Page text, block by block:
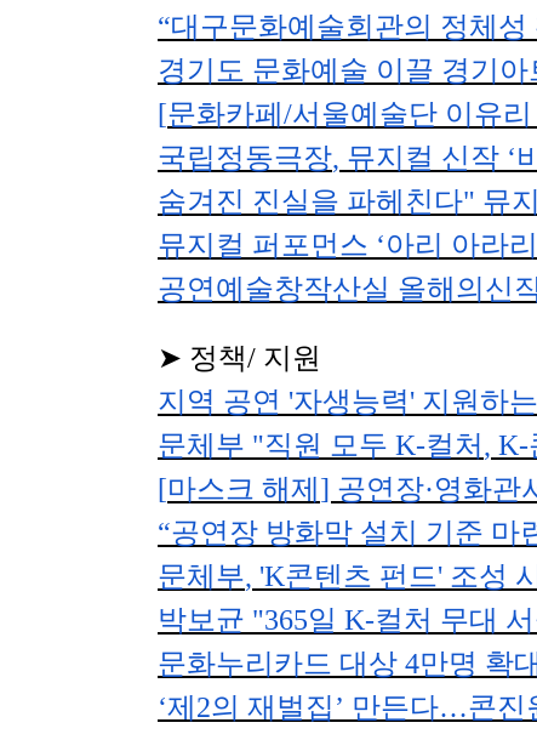
“대구문화예술회관의 정체성
경기도 문화예술 이끌 경기
[문화카페/서울예술단 이유
국립정동극장, 뮤지컬 신작 ‘
숨겨진 진실을 파헤친다" 뮤
뮤지컬 퍼포먼스 ‘아리 아라리
공연예술창작산실 올해의신
➤ 정책/ 지원
지역 공연 '자생능력' 지원하
문체부 "직원 모두 K-컬처 , K-
[마스크 해제 ] 공연장·영화관
“공연장 방화막 설치 기준 마
문체부, 'K콘텐츠 펀드' 조성
박보균 "365일 K-컬처 무대
문화누리카드 대상 4만명 확대
‘제 2의 재벌집’ 만든다…콘진